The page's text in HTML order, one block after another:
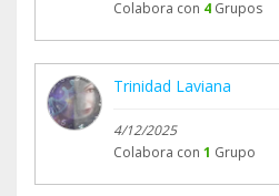
Colabora con 4 Grupos
Trinidad Laviana
4/12/2025
Colabora con 1 Grupo